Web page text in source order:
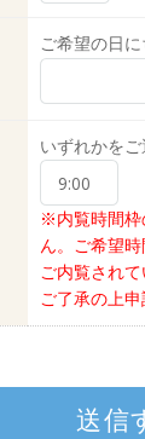
ご希望の日に
いずれかをご
※内覧時間枠
ん。ご希望
ご内覧されて
ご了承の上申